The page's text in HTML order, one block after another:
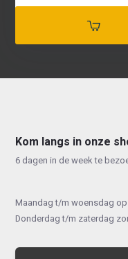
Kom langs in onze
6 dagen in de week te
Maandag t/m woensdag
Donderdag t/m zaterdag